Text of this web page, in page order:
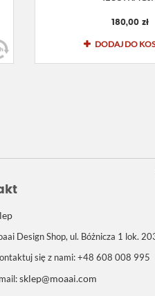
180,00 zł
DODAJ DO
Design Shop, ul. Bóżnicza 1 lok.
się z nami:+48 608 008 995
sklep@moaai.com